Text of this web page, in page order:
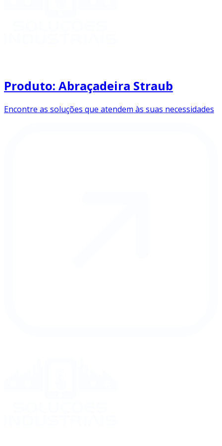
Produto: Abraçadeira Straub
Encontre as soluções que atendem às suas necessidades